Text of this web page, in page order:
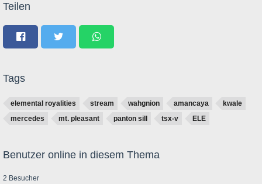
Teilen
Tags
elemental royalities stream wahgnion amancaya
kwale
mercedes
mt. pleasant panton sill tsx-v ELE
Benutzer online in diesem Thema
2 Besucher